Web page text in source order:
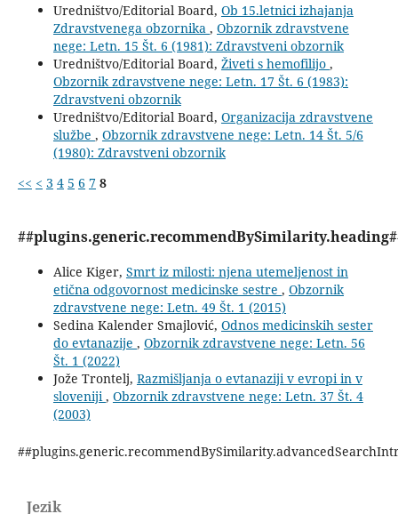
Uredništvo/Editorial Board, Ob 15.letnici izhajanja
Zdravstvenega obzornika , Obzornik zdravstvene
nege: Letn. 15 Št. 6 (1981): Zdravstveni obzornik
Uredništvo/Editorial Board, Živeti s hemofilijo ,
Obzornik zdravstvene nege: Letn. 17 Št. 6 (1983):
Zdravstveni obzornik
Uredništvo/Editorial Board, Organizacija zdravstvene
službe , Obzornik zdravstvene nege: Letn. 14 Št. 5/6
(1980): Zdravstveni obzornik
<< < 3 4 5 6 7 8
Alice Kiger, Smrt iz milosti: njena utemeljenost in
etična odgovornost medicinske sestre , Obzornik
zdravstvene nege: Letn. 49 Št. 1 (2015)
Sedina Kalender Smajlović, Odnos medicinskih sester
do evtanazije , Obzornik zdravstvene nege: Letn. 56
Št. 1 (2022)
Jože Trontelj, Razmišljanja o evtanaziji v evropi in v
sloveniji , Obzornik zdravstvene nege: Letn. 37 Št. 4
(2003)
Jezik